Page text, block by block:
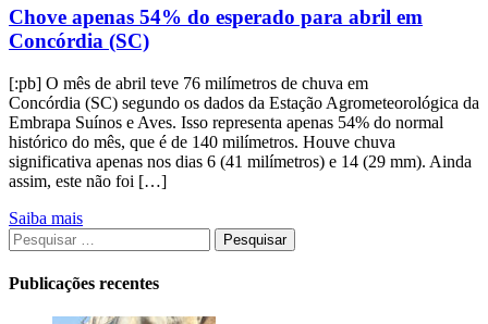
Chove apenas 54% do esperado para abril em
Concórdia (SC)
[:pb] O mês de abril teve 76 milímetros de chuva em
Concórdia (SC) segundo os dados da Estação Agrometeorológica da
Embrapa Suínos e Aves. Isso representa apenas 54% do normal
histórico do mês, que é de 140 milímetros. Houve chuva
significativa apenas nos dias 6 (41 milímetros) e 14 (29 mm). Ainda
assim, este não foi […]
Saiba mais
Publicações recentes